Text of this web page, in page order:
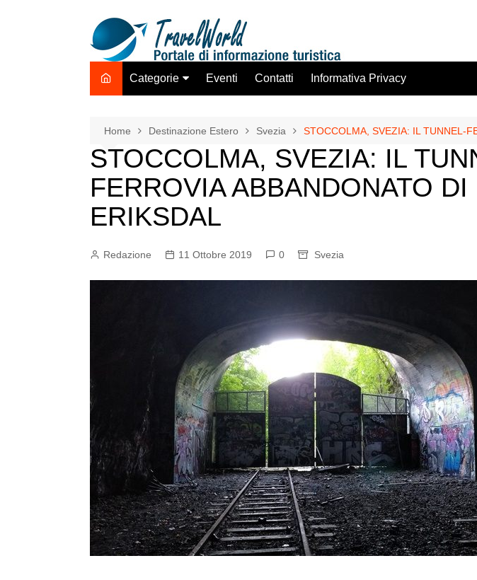
Categorie
Destinazione Italia
TO ADV OLTA
Trasporti
Hotel Strutture Ricettive
Istituzioni Associazioni
Assicurazioni Servizi
Tecnologie Mercato
Eventi Contatti Informativa Privacy
Home Destinazione Estero Svezia STOCCOLMA, SVEZIA: IL TUNNEL-
STOCCOLMA, SVEZIA: IL
FERROVIA ABBANDONATO DI
ERIKSDAL
Redazione 11 Ottobre 2019 0 Svezia